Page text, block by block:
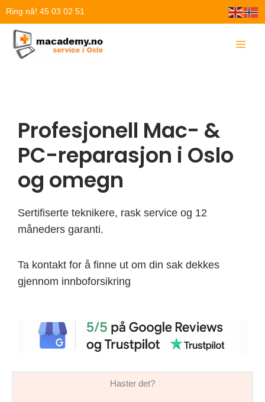
Hopp
innholdet
Ring nå! 45 03 02 51
Profesjonell Mac- &
PC-reparasjon i Oslo
og omegn
Sertifiserte teknikere, rask service og 12
måneders garanti.
Ta kontakt for å finne ut om din sak dekkes
gjennom innboforsikring
Haster det?